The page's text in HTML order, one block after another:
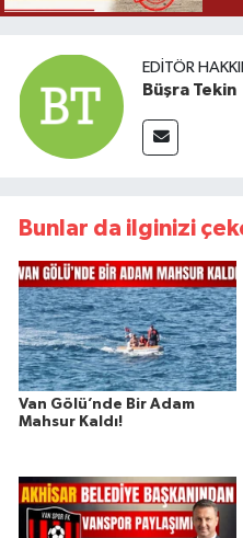
EDITÖR
Büşra Tekin
Bunlar da ilginizi
Van Gölü’nde Bir Adam
Mahsur Kaldı!